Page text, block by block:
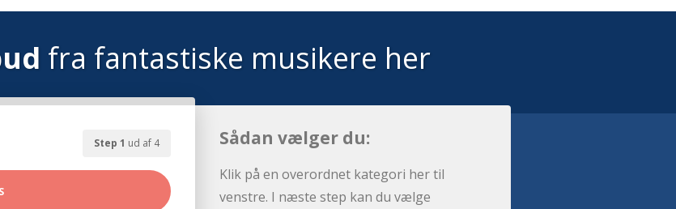
fra fantastiske musikere her
Step 1 ud af 4 Sådan vælger du:
Klik på en overordnet kategori her til
venstre. I næste step kan du vælge